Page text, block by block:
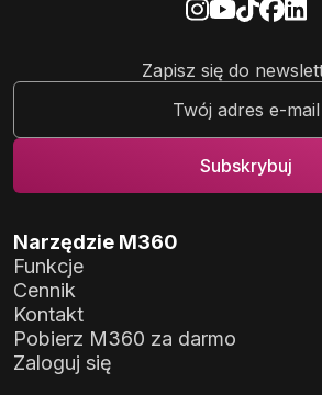
Zapisz się do
Narzędzie M360
Funkcje
Cennik
Kontakt
Pobierz M360 za darmo
Zaloguj się